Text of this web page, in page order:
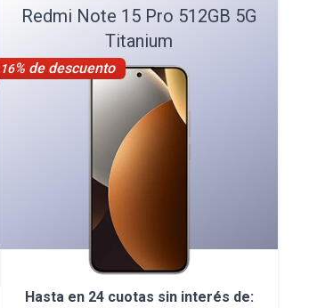
16% de descuento
Redmi Note 15 Pro 512GB 5G
Titanium
Hasta en 24cuotas sin interés de: